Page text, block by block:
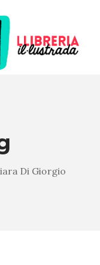
Di Giorgio